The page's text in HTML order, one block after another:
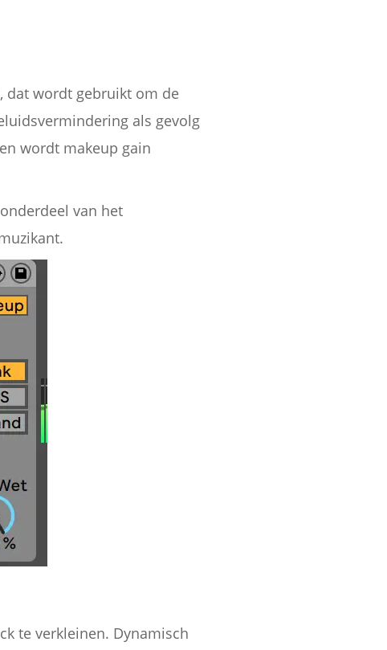
dat wordt gebruikt om de
als gevolg
wordt makeup gain
van het
te verkleinen. Dynamisch